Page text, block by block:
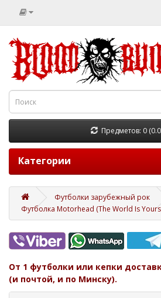
Предметов: 0
Категории
Футболки зарубежный рок
Футболка Motorhead (The World Is
От 1 футболки или кепки
(и почтой, и по Минску).